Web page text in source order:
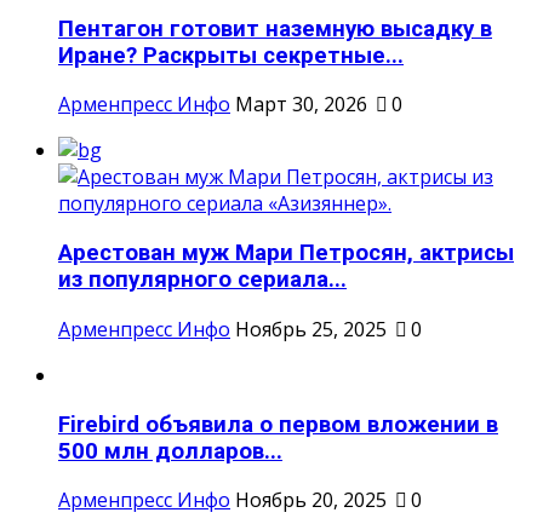
Пентагон готовит наземную высадку в
Иране? Раскрыты секретные...
Арменпресс Инфо Март 30, 2026 0
Арестован муж Мари Петросян, актрисы
из популярного сериала...
Арменпресс Инфо Ноябрь 25, 2025 0
Firebird объявила о первом вложении в
500 млн долларов...
Арменпресс Инфо Ноябрь 20, 2025
0